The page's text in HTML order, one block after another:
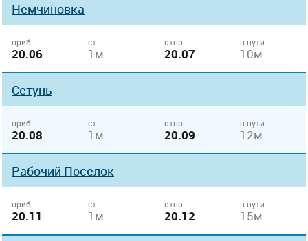
Немчиновка
приб.
20.06
ст.
1м
отпр.
20.07
в пути
10м
Сетунь
приб.
20.08
ст.
1м
отпр.
20.09
в пути
12м
Рабочий Поселок
приб.
20.11
ст.
1м
отпр.
20.12
в пути
15м